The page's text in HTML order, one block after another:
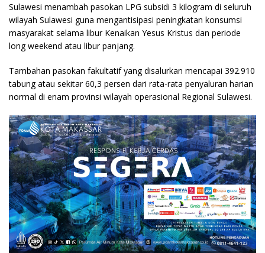
Sulawesi menambah pasokan LPG subsidi 3 kilogram di seluruh
wilayah Sulawesi guna mengantisipasi peningkatan konsumsi
masyarakat selama libur Kenaikan Yesus Kristus dan periode
long weekend atau libur panjang.
Tambahan pasokan fakultatif yang disalurkan mencapai 392.910
tabung atau sekitar 60,3 persen dari rata-rata penyaluran harian
normal di enam provinsi wilayah operasional Regional Sulawesi.